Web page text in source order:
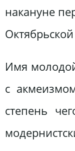
накануне
Имя
с
степень